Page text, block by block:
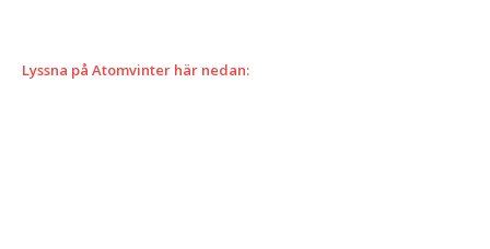
Lyssna på Atomvinter här nedan: